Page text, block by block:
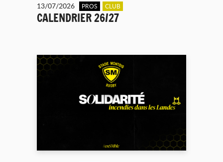
13/07/2026 PROS CLUB
CALENDRIER 26/27